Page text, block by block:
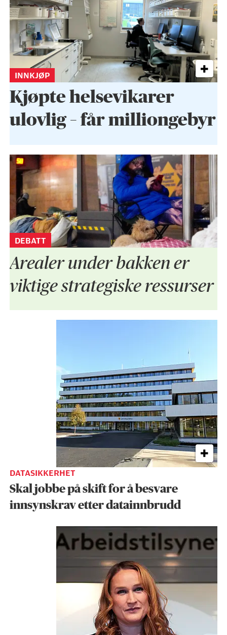
INNKJØP
Kjøpte helse­vikarer
ulovlig – får milliongebyr
DEBATT
Arealer under bakken er
viktige strategiske ressurser
DATASIKKERHET
Skal jobbe på skift for å besvare
innsynskrav etter datainnbrudd